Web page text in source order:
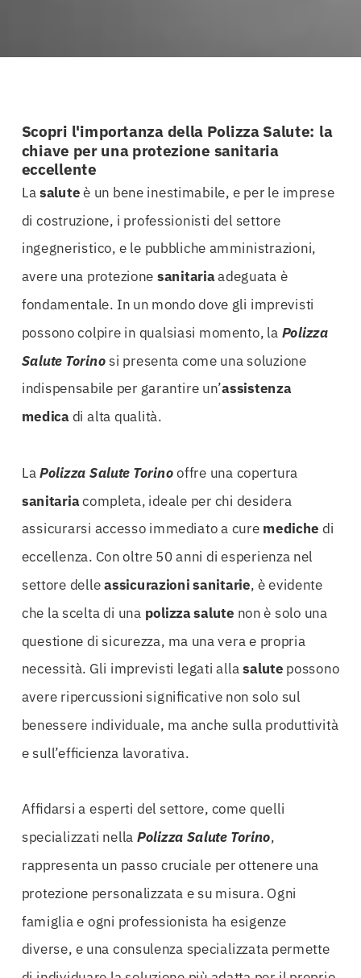
Scopri l'importanza della Polizza Salute: la
chiave per una protezione sanitaria
eccellente
Lasaluteè un bene inestimabile, e per le imprese
di costruzione, i professionisti del settore
ingegneristico, e le pubbliche amministrazioni,
avere una protezionesanitariaadeguata è
fondamentale. In un mondo dove gli imprevisti
possono colpire in qualsiasi momento, la Polizza
Salute Torinosi presenta come una soluzione
indispensabile per garantire un’assistenza
medicadi alta qualità.
LaPolizza Salute Torinooffre una copertura
sanitariacompleta, ideale per chi desidera
assicurarsi accesso immediato a cure mediche di
eccellenza. Con oltre 50 anni di esperienza nel
settore delleassicurazioni sanitarie, è evidente
che la scelta di una polizzasalute non è solo una
questione di sicurezza, ma una vera e propria
necessità. Gli imprevisti legati allasalute possono
avere ripercussioni significative non solo sul
benessere individuale, ma anche sulla produttività
e sull’efficienza lavorativa.
Affidarsi a esperti del settore, come quelli
specializzati nella Polizza Salute Torino,
rappresenta un passo cruciale per ottenere una
protezione personalizzata e su misura. Ogni
famiglia e ogni professionista ha esigenze
diverse, e una consulenza specializzata permette